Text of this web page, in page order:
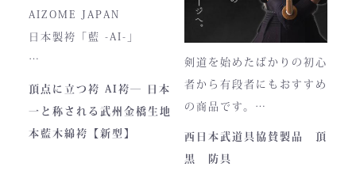
入荷時期やロットにより、
ファスナーのデザイン・仕
様が一部異なる場合がござ
AIZOME JAPAN
日本製袴「藍 -AI-」
― 武州正藍染 × 熊本工
場製作 ―
頂点に立つ袴 AI袴― 日本
一と称される武州金橋生地
本藍木綿袴【新型】
剣道を始めたばかりの初心
者から有段者にもおすすめ
の商品です。
【商品内容】
・頂黒セット
西日本武道具協賛製品 頂
黒 防具